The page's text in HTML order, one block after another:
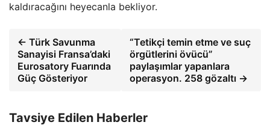
kaldıracağını heyecanla bekliyor.
← Türk Savunma
Sanayisi Fransa’daki
Eurosatory Fuarında
Güç Gösteriyor
“Tetikçi temin etme ve suç
örgütlerini övücü”
paylaşımlar yapanlara
operasyon. 258 gözaltı →
Tavsiye Edilen Haberler